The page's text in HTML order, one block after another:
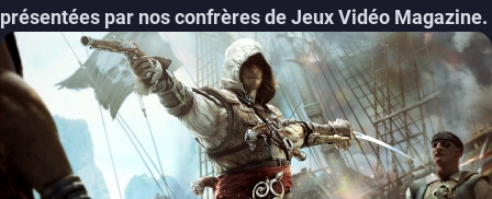
présentées par nos confrères de Jeux Vidéo Magazine.